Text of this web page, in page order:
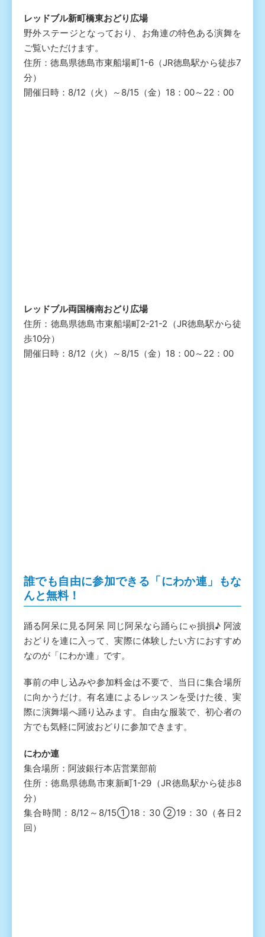
レッドブル新町橋東おどり広場
野外ステージとなっており、お角連の特色ある演舞を
ご覧いただけます。
住所：徳島県徳島市東船場町1-6（JR徳島駅から徒歩7
分）
開催日時：8/12（火）～8/15（金）18：00～22：00
レッドブル両国橋南おどり広場
住所：徳島県徳島市東船場町2-21-2（JR徳島駅から徒
歩10分）
開催日時：8/12（火）～8/15（金）18：00～22：00
誰でも自由に参加できる「にわか連」
もな
んと無料！
踊る阿呆に見る阿呆 同じ阿呆なら踊らにゃ損損♪ 阿波
おどりを連に入って、実際に体験したい方におすすめ
なのが「にわか連」です。
事前の申し込みや参加料金は不要で、当日に集合場所
に向かうだけ。有名連によるレッスンを受けた後、実
際に演舞場へ踊り込みます。自由な服装で、初心者の
方でも気軽に阿波おどりに参加できます。
にわか連
集合場所：阿波銀行本店営業部前
住所：徳島県徳島市東新町1-29（JR徳島駅から徒歩8
分）
集合時間：8/12～8/15①18：30 ②19：30（各日2
回）